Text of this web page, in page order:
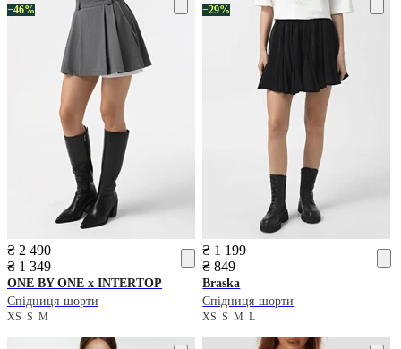
−46%
₴ 2 490
₴ 1 349
ONE BY ONE x INTERTOP
Спідниця-шорти
XS S M
−29%
₴ 1 199
₴ 849
Braska
Спідниця-шорти
XSSML